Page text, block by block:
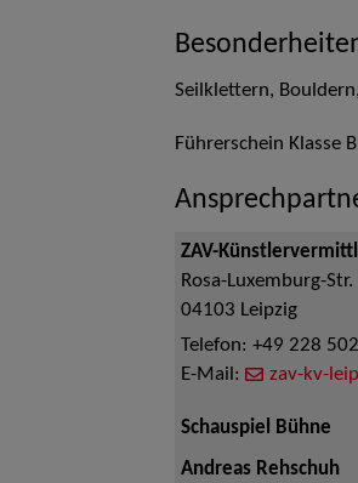
Seilklettern,
Führerschein Klasse B
ZAV-
Rosa-Luxemburg-Str.
04103 Leipzig
Telefon: +49 228
E-Mail:
zav-kv-
Schauspiel Bühne
Andreas Rehschuh